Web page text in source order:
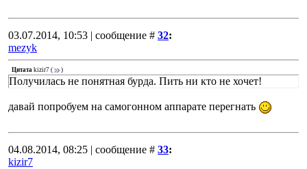
03.07.2014, 10:53 | сообщение # 32:
mezyk
Цитата kizir7 ( )
Получилась не понятная бурда. Пить ни кто не хочет!
давай попробуем на самогонном аппарате перегнать
04.08.2014, 08:25 | сообщение # 33:
kizir7